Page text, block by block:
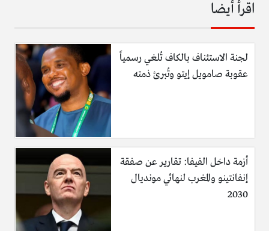
اقرأ أيضا
لجنة الاستئناف بالكاف تُلغي رسمياً
عقوبة صامويل إيتو وتُبرئ ذمته
أزمة داخل الفيفا: تقارير عن صفقة
إنفانتينو والمغرب لنهائي مونديال
2030